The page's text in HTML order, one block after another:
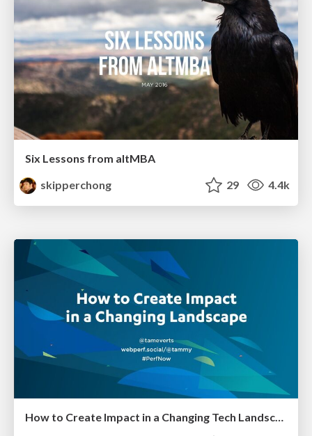
Six Lessons from altMBA
skipperchong
29 4.4k
How to Create Impact in a Changing Tech Landscape [PerfNow 2023]